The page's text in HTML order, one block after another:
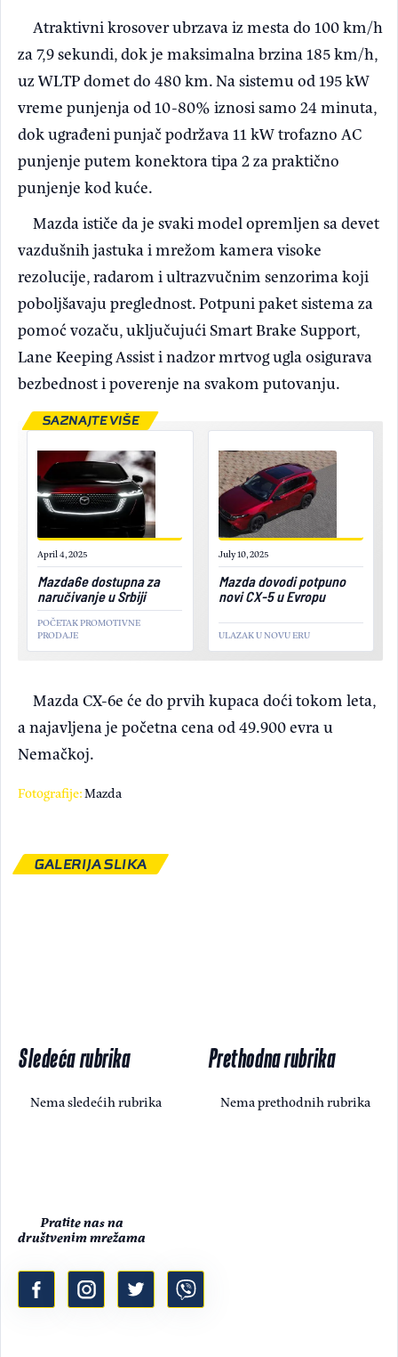
Atraktivni krosover ubrzava iz mesta do 100 km/h
za 7,9 sekundi, dok je maksimalna brzina 185 km/h,
uz WLTP domet do 480 km. Na sistemu od 195 kW
vreme punjenja od 10-80% iznosi samo 24 minuta,
dok ugrađeni punjač podržava 11 kW trofazno AC
punjenje putem konektora tipa 2 za praktično
punjenje kod kuće.
Mazda ističe da je svaki model opremljen sa devet
vazdušnih jastuka i mrežom kamera visoke
rezolucije, radarom i ultrazvučnim senzorima koji
poboljšavaju preglednost. Potpuni paket sistema za
pomoć vozaču, uključujući Smart Brake Support,
Lane Keeping Assist i nadzor mrtvog ugla osigurava
bezbednost i poverenje na svakom putovanju.
April 4, 2025
Mazda6e dostupna za
naručivanje u Srbiji
POČETAK PROMOTIVNE
PRODAJE
July 10, 2025
Mazda dovodi potpuno
novi CX-5 u Evropu
ULAZAK U NOVU ERU
SAZNAJTE VIŠE
Mazda CX-6e će do prvih kupaca doći tokom leta,
a najavljena je početna cena od 49.900 evra u
Nemačkoj.
Fotografije:Mazda
GALERIJA SLIKA
Sledeća rubrika
Nema sledećih rubrika
Prethodna rubrika
Nema prethodnih rubrika
Pratite nas na
društvenim mrežama